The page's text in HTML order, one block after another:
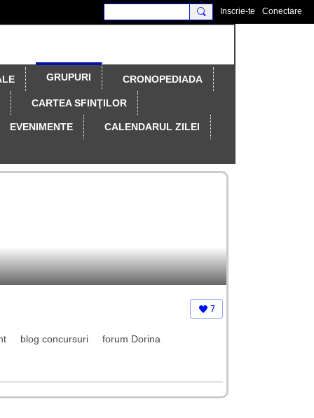
Inscrie-te Conectare
GRUPURI CRONOPEDIADA
CARTEA SFINŢILOR
EVENIMENTE CALENDARUL ZILEI
7
blog concursuri forum Dorina